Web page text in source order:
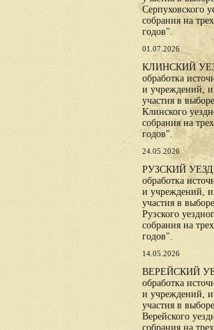
Серпуховского
собрания на
годов".
01.07.2026
КЛИНСКИЙ
обработка
и учреждений,
участия в
Клинского
собрания на
годов".
24.05.2026
РУЗСКИЙ УЕЗД:
обработка
и учреждений,
участия в
Рузского
собрания на
годов".
14.05.2026
ВЕРЕЙСКИЙ
обработка
и учреждений,
участия в
Верейского
собрания на